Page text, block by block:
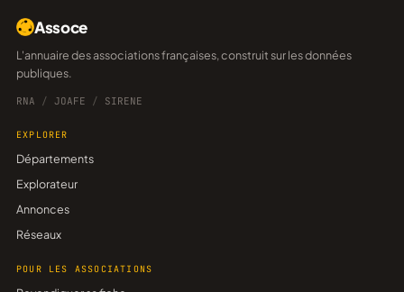
Assoce
L'annuaire des associations françaises, construit sur les données
publiques.
RNA / JOAFE / SIRENE
EXPLORER
Départements
Explorateur
Annonces
Réseaux
POUR LES ASSOCIATIONS